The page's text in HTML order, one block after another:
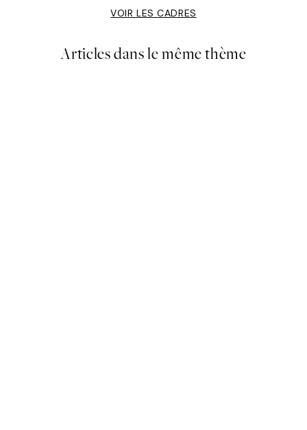
VOIR LES CADRES
Articles dans le même thème